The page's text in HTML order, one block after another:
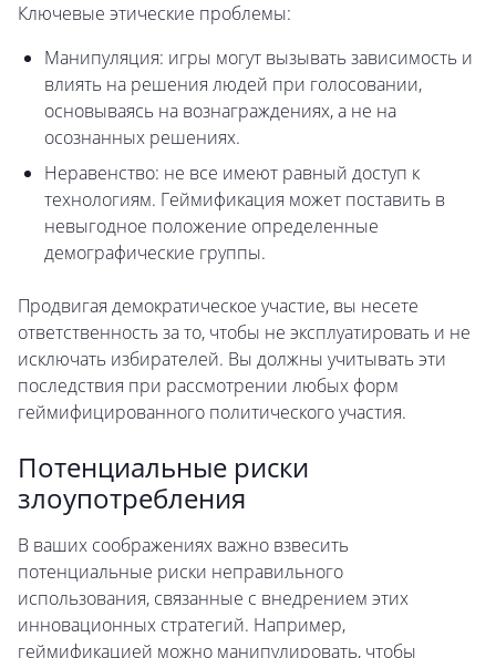
Ключевые этические проблемы:
Манипуляция: игры могут вызывать зависимость и
влиять на решения людей при голосовании,
основываясь на вознаграждениях, а не на
осознанных решениях.
Неравенство: не все имеют равный доступ к
технологиям. Геймификация может поставить в
невыгодное положение определенные
демографические группы.
Продвигая демократическое участие, вы несете
ответственность за то, чтобы не эксплуатировать и не
исключать избирателей. Вы должны учитывать эти
последствия при рассмотрении любых форм
геймифицированного политического участия.
Потенциальные риски
злоупотребления
В ваших соображениях важно взвесить
потенциальные риски неправильного
использования, связанные с внедрением этих
инновационных стратегий. Например,
геймификацией можно манипулировать, чтобы